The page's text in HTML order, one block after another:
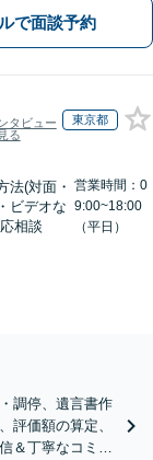
で面談予約
タビュー
る
東京都
法(対面・
ビデオな
相談
営業時間：0
9:00~18:00
（平日）
調停、遺言書作
評価額の算定、
＆丁寧なコミュ